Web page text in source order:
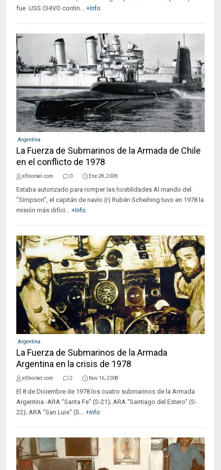
fue USS CHIVO contin... +Info
.Argentina
La Fuerza de Submarinos de la Armada de Chile
en el conflicto de 1978
elSnorkel.com 0 Ene 28, 2009
Estaba autorizado para romper las hostilidades Al mando del
"Simpson", el capitán de navío (r) Rubén Scheihing tuvo en 1978 la
misión más difíci... +Info
.Argentina
La Fuerza de Submarinos de la Armada
Argentina en la crisis de 1978
elSnorkel.com 2 Nov 16, 2008
El 8 de Diciembre de 1978 los cuatro submarinos de la Armada
Argentina -ARA “Santa Fe” (S-21); ARA “Santiago del Estero” (S-
22); ARA “San Luis” (S... +Info